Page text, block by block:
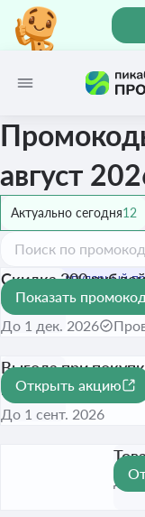
август
Актуально сегодня12
200 ₽
Скидка 200
от 1000 рублей
До 1 дек. 2026
Показать промокод
Выгода при
поддержания
До 1 сент. 2026
Открыть акцию
До 1